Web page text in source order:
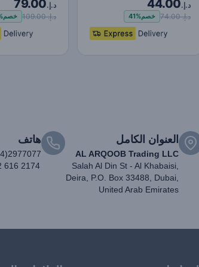
USB Quick Charge 4.0
Q…
د.إ.44.00
د.إ. 74.00 خصم41%
الشحن 4.0 3.0 USB شاح…
د.إ.79.00
د.إ. 109.00 خصم
العنوان الكامل
AL ARQOOB Trading LLC
Salah Al Din St - Al Khabaisi,
Deira, P.O. Box 33488, Dubai,
United Arab Emirates
هاتف
616 2174